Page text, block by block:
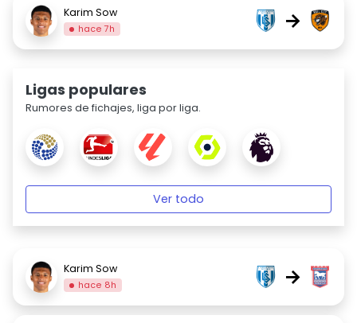
Karim Sow
hace 7h →
Ligas populares
Rumores de fichajes, liga por liga.
Ver todo
Karim Sow
hace 8h →